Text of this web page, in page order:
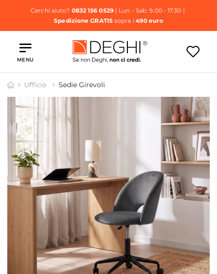
Cerchi aiuto? 0832 156 0529| Lun - Sab: 9.00 - 17.30 |
Spedizione GRATISsopra i 490 euro
MENU
Ufficio Sedie Girevoli